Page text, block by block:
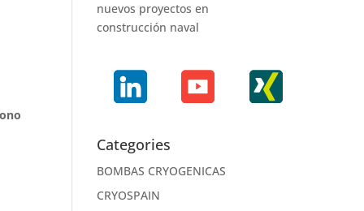
nuevos proyectos en
construcción naval
Categories
BOMBAS CRYOGENICAS
CRYOSPAIN